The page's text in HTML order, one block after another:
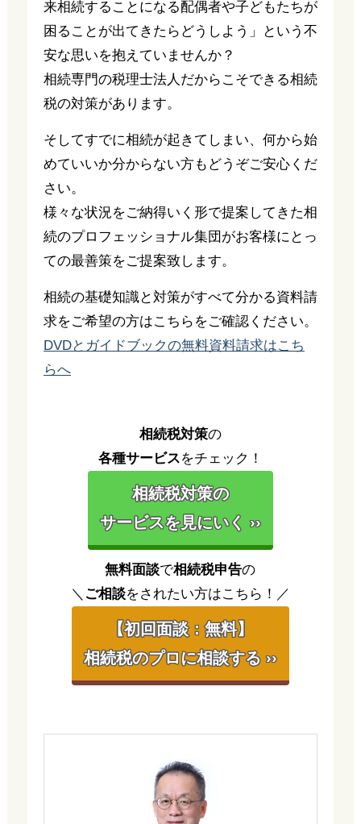
来相続することになる配偶者や子どもたちが
困ることが出てきたらどうしよう」という不
安な思いを抱えていませんか？
相続専門の税理士法人だからこそできる相続
税の対策があります。
そしてすでに相続が起きてしまい、何から始
めていいか分からない方もどうぞご安心くだ
さい。
様々な状況をご納得いく形で提案してきた相
続のプロフェッショナル集団がお客様にとっ
ての最善策をご提案致します。
相続の基礎知識と対策がすべて分かる資料請
求をご希望の方はこちらをご確認ください。
DVDとガイドブックの無料資料請求はこち
らへ
相続税対策の
各種サービスをチェック！
相続税対策の
サービスを見にいく ››
無料面談で相続税申告の
＼ ご相談をされたい方はこちら！／
【初回面談：無料】
相続税のプロに相談する ››